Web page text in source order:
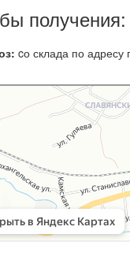
получения:
cо склада по адресу